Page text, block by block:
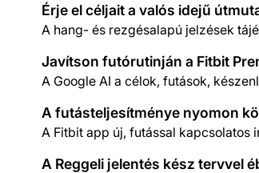
Érje el céljait a valós idejű
A hang- és rezgésalapú jelzések
Javítson futórutinján a Fitbit
A Google AI a célok, futások,
A futásteljesítménye nyomon
A Fitbit app új, futással kapcsolatos
A Reggeli jelentés kész tervvel